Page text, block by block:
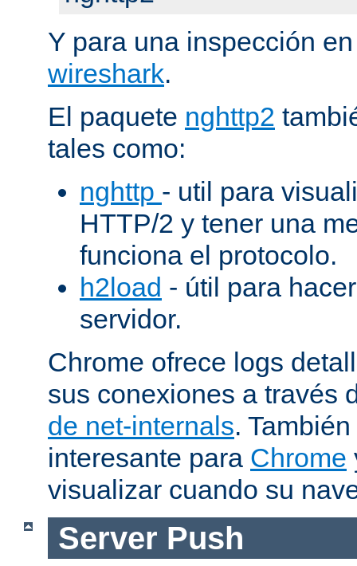
Y para una inspección
wireshark.
El paquete nghttp2
tales como:
nghttp - util para
HTTP/2 y tener una
funciona el protocolo.
h2load - útil para
servidor.
Chrome ofrece logs
sus conexiones a través
de net-internals.
interesante para Chrome
visualizar cuando su
Server Push